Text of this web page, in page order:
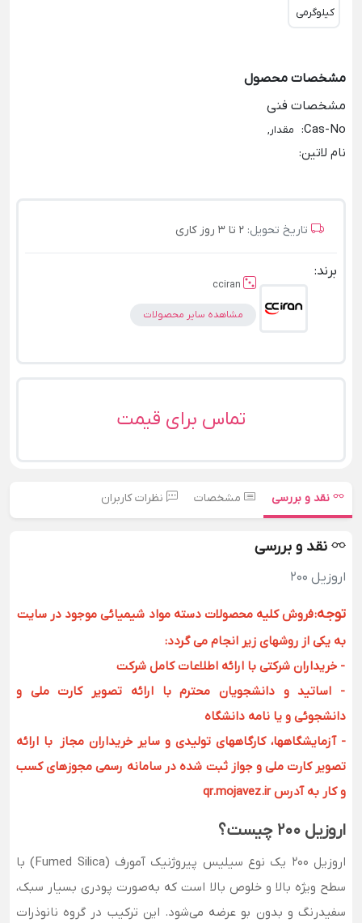
کیلوگرمی
مشخصات محصول
مشخصات فنی
Cas-No
: مقدار,
نام لاتین:
تاریخ تحویل: 2 تا 3 روز کاری
برند:
cciran
مشاهده سایر محصولات
تماس برای قیمت
نقد و بررسی مشخصات نظرات کاربران
نقد و بررسی
اروزیل 200
توجه:فروش کلیه محصولات دسته مواد شیمیائی موجود در سایت
به یکی از روشهای زیر انجام می گردد:
- خریداران شرکتی با ارائه اطلاعات کامل شرکت
- اساتید و دانشجویان محترم با ارائه تصویر کارت ملی و
دانشجوئی و یا نامه دانشگاه
- آزمایشگاهها، کارگاههای تولیدی و سایر خریداران مجاز با ارائه
تصویر کارت ملی و جواز ثبت شده در سامانه رسمی مجوزهای کسب
و کار به آدرس qr.mojavez.ir
اروزیل ۲۰۰ چیست؟
اروزیل ۲۰۰ یک نوع سیلیس پیروژنیک آمورف (Fumed Silica) با
سطح ویژه بالا و خلوص بالا است که به‌صورت پودری بسیار سبک،
سفیدرنگ و بدون بو عرضه می‌شود. این ترکیب در گروه نانوذرات